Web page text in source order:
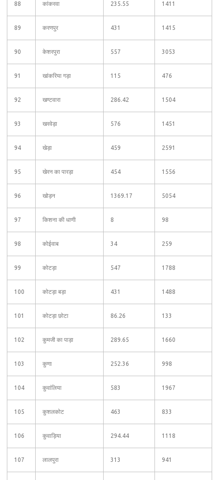
88 कांकरवा 235.55 1411
89 करणपुर 431 1415
90 केशरपुरा 557 3053
91 खांकरिया गड़ा 115 476
92 खण्टवारा 286.42 1504
93 खरवेड़ा 576 1451
94 खेड़ा 459 2591
95 खेरन का पारड़ा 454 1556
96 खोड़न 1369.17 5054
97 किशना की धाणी 8 98
98 कोईवाब 34 259
99 कोटड़ा 547 1788
100 कोटड़ा बड़ा 431 1488
101 कोटड़ा छोटा 86.26 133
102 कुमजी का पाड़ा 289.65 1660
103 कुणा 252.36 998
104 कुवांलिया 583 1967
105 कुशलकोट 463 833
106 कुवाड़िया 294.44 1118
107 लालपुरा 313 941